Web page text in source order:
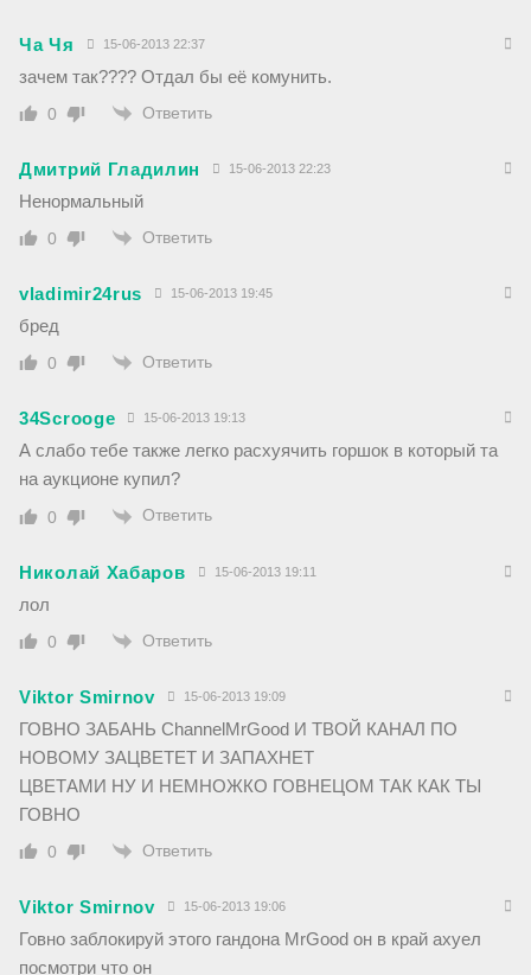
Ча Чя 15-06-2013 22:37
зачем так???? Отдал бы её комунить.
0 Ответить
Дмитрий Гладилин 15-06-2013 22:23
Ненормальный
0 Ответить
vladimir24rus 15-06-2013 19:45
бред
0 Ответить
34Scrooge 15-06-2013 19:13
А слабо тебе также легко расхуячить горшок в который та
на аукционе купил?
0 Ответить
Николай Хабаров 15-06-2013 19:11
лол
0 Ответить
Viktor Smirnov 15-06-2013 19:09
ГОВНО ЗАБАНЬ ChannelMrGood И ТВОЙ КАНАЛ ПО
НОВОМУ ЗАЦВЕТЕТ И ЗАПАХНЕТ
ЦВЕТАМИ НУ И НЕМНОЖКО ГОВНЕЦОМ ТАК КАК ТЫ
ГОВНО
0 Ответить
Viktor Smirnov 15-06-2013 19:06
Говно заблокируй этого гандона MrGood он в край ахуел
посмотри что он